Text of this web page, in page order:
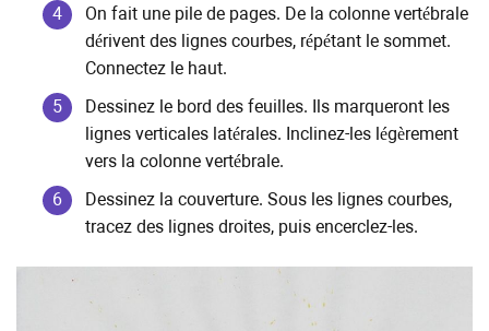
On fait une pile de pages. De la colonne vertébrale
dérivent des lignes courbes, répétant le sommet.
Connectez le haut.
Dessinez le bord des feuilles. Ils marqueront les
lignes verticales latérales. Inclinez-les légèrement
vers la colonne vertébrale.
Dessinez la couverture. Sous les lignes courbes,
tracez des lignes droites, puis encerclez-les.